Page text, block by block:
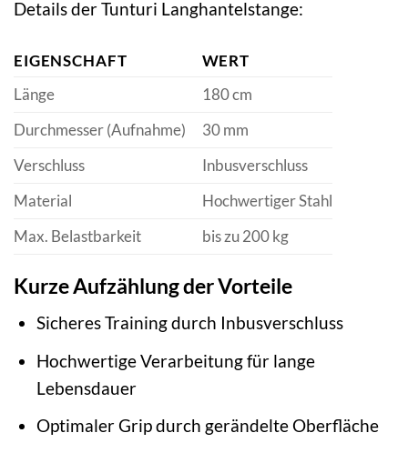
Details der Tunturi Langhantelstange:
EIGENSCHAFT
WERT
Länge
180 cm
Durchmesser (Aufnahme)
30 mm
Verschluss
Inbusverschluss
Material
Hochwertiger Stahl
Max. Belastbarkeit
bis zu 200 kg
Kurze Aufzählung der Vorteile
Sicheres Training durch Inbusverschluss
Hochwertige Verarbeitung für lange
Lebensdauer
Optimaler Grip durch gerändelte Oberfläche